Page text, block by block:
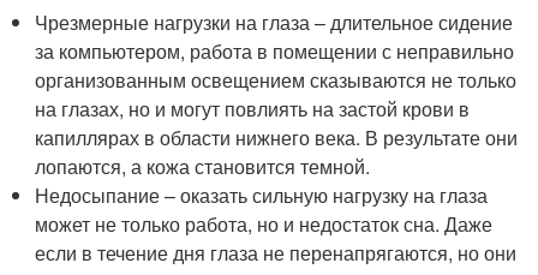
Чрезмерные нагрузки на глаза – длительное сидение
за компьютером, работа в помещении с неправильно
организованным освещением сказываются не только
на глазах, но и могут повлиять на застой крови в
капиллярах в области нижнего века. В результате они
лопаются, а кожа становится темной.
Недосыпание – оказать сильную нагрузку на глаза
может не только работа, но и недостаток сна. Даже
если в течение дня глаза не перенапрягаются, но они